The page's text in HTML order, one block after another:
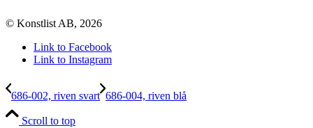
© Konstlist AB, 2026
Link to Facebook
Link to Instagram
686-002, riven svart 686-004, riven blå
Scroll to top